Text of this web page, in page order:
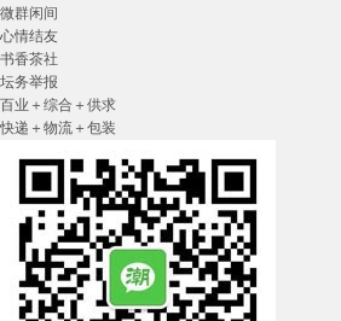
微群闲间
心情结友
书香茶社
坛务举报
百业＋综合＋供求
快递＋物流＋包装